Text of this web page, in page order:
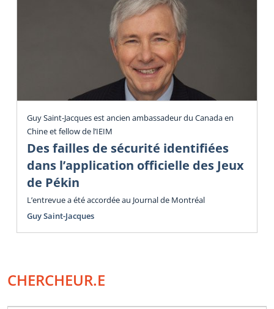
Guy Saint-Jacques est ancien ambassadeur du Canada en
Chine et fellow de l’IEIM
Des failles de sécurité identifiées
dans l’application officielle des Jeux
de Pékin
L’entrevue a été accordée au Journal de Montréal
Guy Saint-Jacques
CHERCHEUR.E